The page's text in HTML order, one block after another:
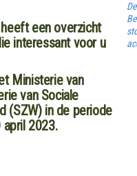
een overzicht
interessant voor u
Ministerie van
van Sociale
(SZW) in de periode
2023.
De